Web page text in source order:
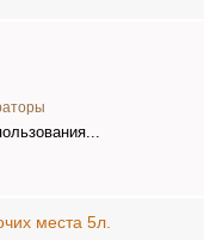
места 5л.